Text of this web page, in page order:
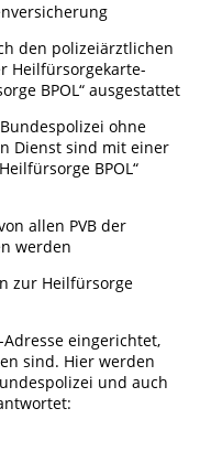
den polizeiärztlichen
Heilfürsorgekarte-
BPOL“ ausgestattet
ohne
Dienst sind mit einer
BPOL“
allen PVB der
werden
zur Heilfürsorge
eingerichtet,
sind. Hier werden
und auch